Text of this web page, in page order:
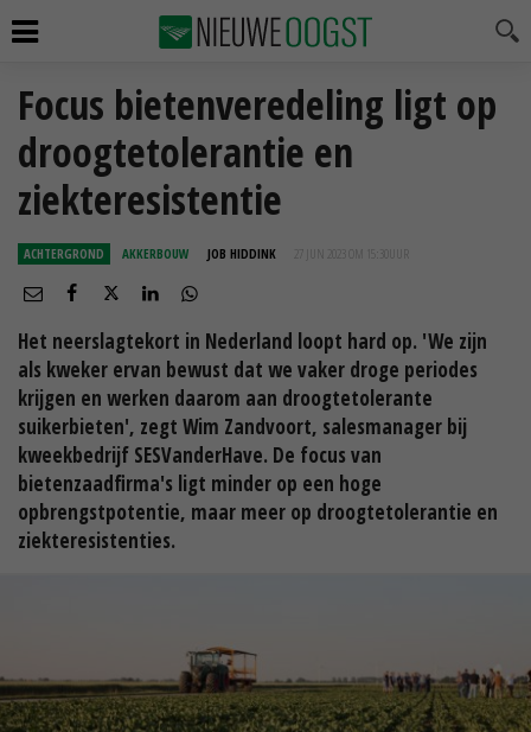
Focus bietenveredeling ligt op
droogtetolerantie en
ziekteresistentie
ACHTERGROND AKKERBOUW JOB HIDDINK 27 JUN 2023 OM 15:30
Het neerslagtekort in Nederland loopt hard op. 'We zijn
als kweker ervan bewust dat we vaker droge periodes
krijgen en werken daarom aan droogtetolerante
suikerbieten', zegt Wim Zandvoort, salesmanager bij
kweekbedrijf SESVanderHave. De focus van
bietenzaadfirma's ligt minder op een hoge
opbrengstpotentie, maar meer op droogtetolerantie en
ziekteresistenties.